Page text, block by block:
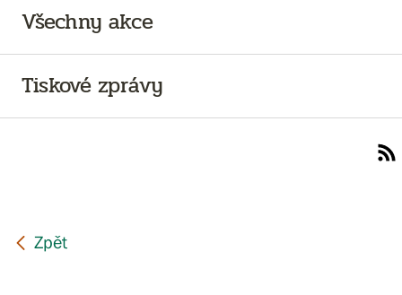
Všechny akce
Tiskové zprávy